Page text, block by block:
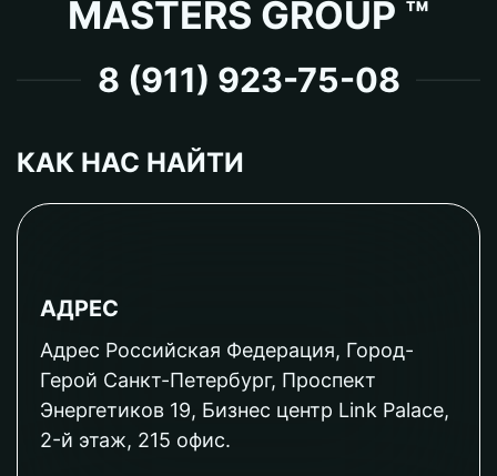
MASTERS GROUP ™
8 (911) 923-75-08
КАК НАС НАЙТИ
АДРЕС
Адрес Российская Федерация, Город-
Герой Санкт-Петербург, Проспект
Энергетиков 19, Бизнес центр Link Palace,
2-й этаж, 215 офис.